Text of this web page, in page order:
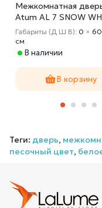
Межкомнатная
Atum AL 7 SNOW
CLOUD SM
Габариты (Д Ш В): 0 × 60
cм
В наличии
В корзину
Теги: дверь,
песочный цвет,